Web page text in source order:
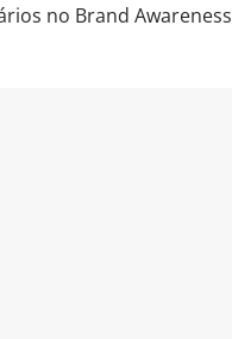
no Brand Awareness